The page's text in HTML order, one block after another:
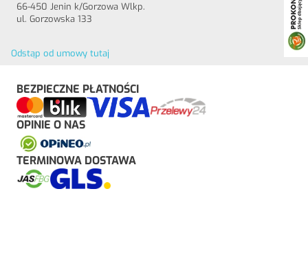
66-450 Jenin k/Gorzowa Wlkp.
ul. Gorzowska 133
Odstąp od umowy tutaj
BEZPIECZNE PŁATNOŚCI
OPINIE O NAS
TERMINOWA DOSTAWA